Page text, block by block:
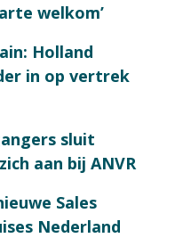
welkom’
Holland
in op vertrek
sluit
aan bij ANVR
Sales
Nederland